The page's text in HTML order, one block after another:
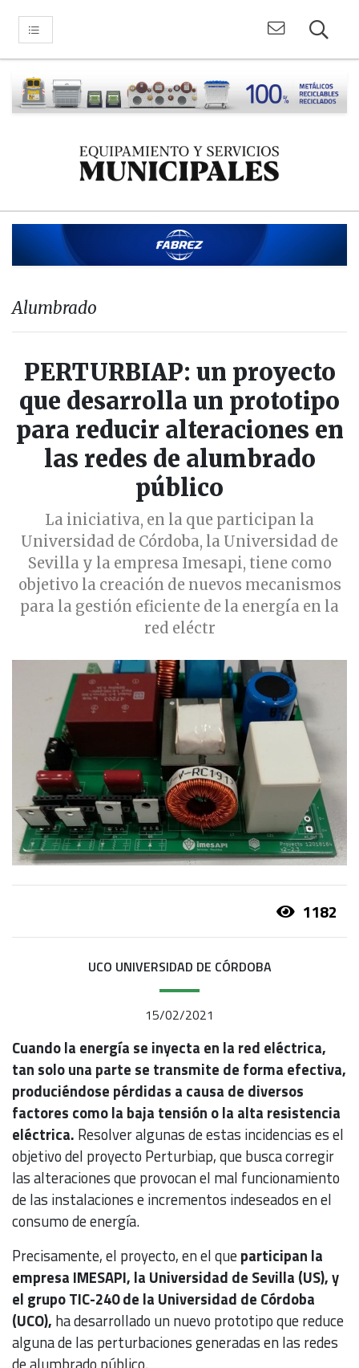
Alumbrado
PERTURBIAP: un proyecto
que desarrolla un prototipo
para reducir alteraciones en
las redes de alumbrado
público
La iniciativa, en la que participan la
Universidad de Córdoba, la Universidad de
Sevilla y la empresa Imesapi, tiene como
objetivo la creación de nuevos mecanismos
para la gestión eficiente de la energía en la
red eléctr
1182
UCO UNIVERSIDAD DE CÓRDOBA
15/02/2021
Cuando la energía se inyecta en la red eléctrica,
tan solo una parte se transmite de forma efectiva,
produciéndose pérdidas a causa de diversos
factores como la baja tensión o la alta resistencia
eléctrica. Resolver algunas de estas incidencias es el
objetivo del proyecto Perturbiap, que busca corregir
las alteraciones que provocan el mal funcionamiento
de las instalaciones e incrementos indeseados en el
consumo de energía.
Precisamente, el proyecto, en el queparticipan la
empresa IMESAPI, la Universidad de Sevilla (US), y
el grupo TIC-240 de la Universidad de Córdoba
(UCO), ha desarrollado un nuevo prototipo que reduce
alguna de las perturbaciones generadas en las redes